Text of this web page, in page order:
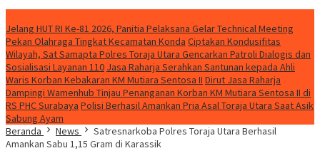
Jelang HUT RI Ke-81 2026, Panitia Pelaksana Gelar Technical Meeting
Pekan Olahraga Tingkat Kecamatan Konda Ciptakan Kondusifitas
Wilayah, Sat Samapta Polres Toraja Utara Gencarkan Patroli Dialogis dan
Sosialisasi Layanan 110 Jasa Raharja Serahkan Santunan kepada Ahli
Waris Korban Kebakaran KM Mutiara Sentosa II Dirut Jasa Raharja
Dampingi Wamenhub Tinjau Penanganan Korban KM Mutiara Sentosa II di
RS PHC Surabaya Polisi Berhasil Amankan Pria Asal Toraja Utara Saat Asik
Sabung Ayam
Beranda
News
Satresnarkoba Polres Toraja Utara Berhasil
Amankan Sabu 1,15 Gram di Karassik